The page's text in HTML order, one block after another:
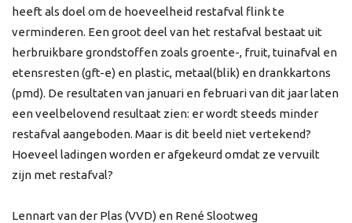
heeft als doel om de hoeveelheid restafval flink te
verminderen. Een groot deel van het restafval bestaat uit
herbruikbare grondstoffen zoals groente-, fruit, tuinafval en
etensresten (gft-e) en plastic, metaal(blik) en drankkartons
(pmd). De resultaten van januari en februari van dit jaar laten
een veelbelovend resultaat zien: er wordt steeds minder
restafval aangeboden. Maar is dit beeld niet vertekend?
Hoeveel ladingen worden er afgekeurd omdat ze vervuilt
zijn met restafval?
Lennart van der Plas (VVD) en René Slootweg